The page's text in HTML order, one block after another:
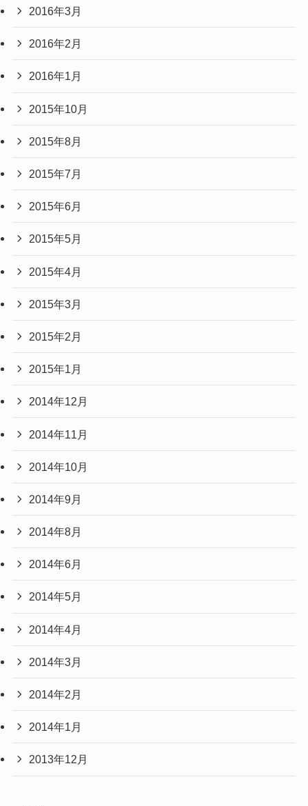
2016年3月
2016年2月
2016年1月
2015年10月
2015年8月
2015年7月
2015年6月
2015年5月
2015年4月
2015年3月
2015年2月
2015年1月
2014年12月
2014年11月
2014年10月
2014年9月
2014年8月
2014年6月
2014年5月
2014年4月
2014年3月
2014年2月
2014年1月
2013年12月